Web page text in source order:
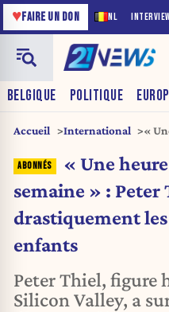
NL
♥FAIRE UN DON
BELGIQUE POLITIQUE
Accueil International
«
« Une
semaine » :
drastiquement les
enfants
Peter Thiel, figure
Silicon Valley, a